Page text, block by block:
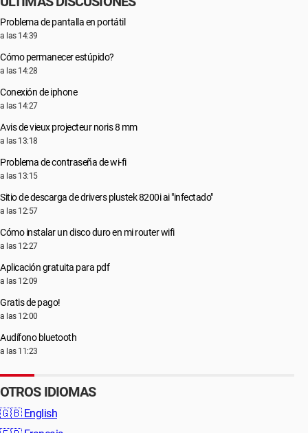
Problema de pantalla en portátil
a las 14:39
Cómo permanecer estúpido?
a las 14:28
Conexión de iphone
a las 14:27
Avis de vieux projecteur noris 8 mm
a las 13:18
Problema de contraseña de wi-fi
a las 13:15
Sitio de descarga de drivers plustek 8200i ai "infectado"
a las 12:57
Cómo instalar un disco duro en mi router wifi
a las 12:27
Aplicación gratuita para pdf
a las 12:09
Gratis de pago!
a las 12:00
Audífono bluetooth
a las 11:23
OTROS IDIOMAS
🇬🇧 English